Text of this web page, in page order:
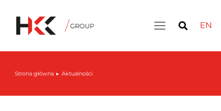
EN
Jesteś tutaj:
Strona główna Aktualności